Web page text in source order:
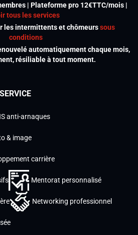
| Plateforme pro 12€TTC/mois |
tous les services
les intermittents et chômeurssous
conditions
automatiquement chaque mois,
résiliable à tout moment.
anti-arnaques
& image
carrière
Mentorat personnalisé
Networking professionnel